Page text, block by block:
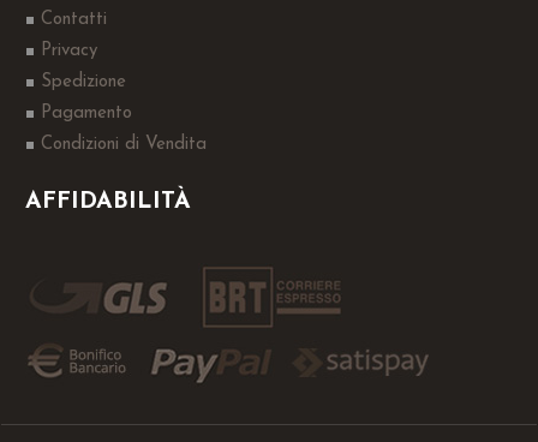
Contatti
Privacy
Spedizione
Pagamento
Condizioni di Vendita
AFFIDABILITÀ